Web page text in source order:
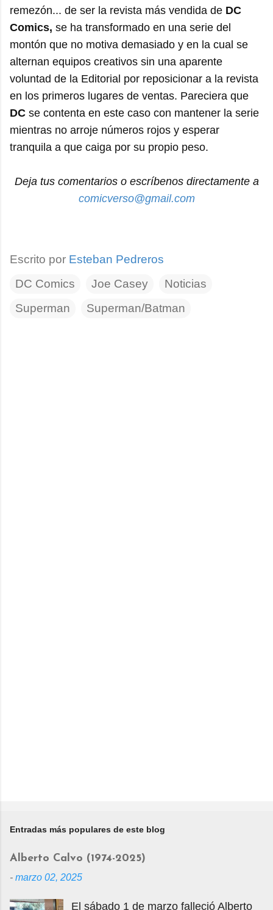
remezón... de ser la revista más vendida de DC
Comics, se ha transformado en una serie del
montón que no motiva demasiado y en la cual se
alternan equipos creativos sin una aparente
voluntad de la Editorial por reposicionar a la revista
en los primeros lugares de ventas. Pareciera que
DC se contenta en este caso con mantener la serie
mientras no arroje números rojos y esperar
tranquila a que caiga por su propio peso.
Deja tus comentarios o escríbenos directamente a
comicverso@gmail.com
Escrito por Esteban Pedreros
DC Comics
Joe Casey
Noticias
Superman
Superman/Batman
Entradas más populares de este blog
Alberto Calvo (1974-2025)
- marzo 02, 2025
El sábado 1 de marzo falleció Alberto